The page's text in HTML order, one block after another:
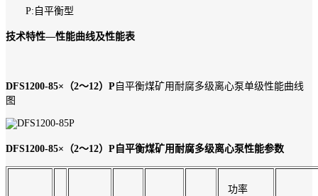
P:自平衡型
技术特性—性能曲线及性能表
DFS1200-85×（2～12）P 自平衡煤矿用耐腐多级离心泵单级性能曲线
图
DFS1200-85×（2～12）P自平衡煤矿用耐腐多级离心泵性能参数
功率